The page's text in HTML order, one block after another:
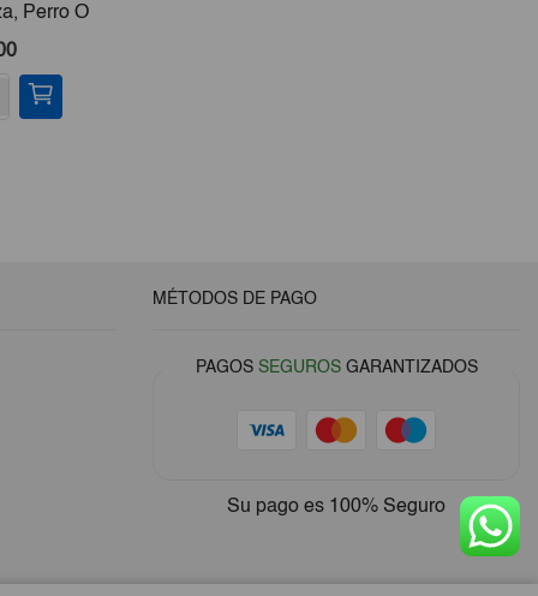
Perro O
MÉTODOS DE PAGO
PAGOS SEGUROSGARANTIZADOS
Su pago es 100% Seguro